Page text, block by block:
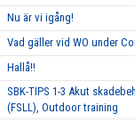
Nu är vi igång!
Vad gäller vid WO under
Hallå!!
SBK-TIPS 1-3 Akut
(FSLL), Outdoor training